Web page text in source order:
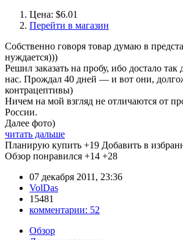
Цена: $6.01
Перейти в магазин
Собственно говоря товар думаю в
нуждается)))
Решил заказать на пробу, ибо достало так
нас. Прождал 40 дней — и вот они,
контрацептивы)
Ничем на мой взгляд не отличаются от
России.
Далее фото)
читать дальше
Планирую купить +19 Добавить в
Обзор понравился +14 +28
07 декабря 2011, 23:36
VolDas
15481
комментарии: 52
Обзор